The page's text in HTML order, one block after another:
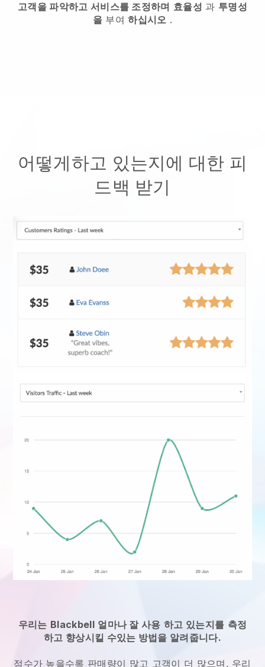
고객을 파악하고 서비스를 조정하며 효율성 과 투명성
을 부여하십시오 .
어떻게하고 있는지에 대한 피
드백 받기
우리는 Blackbell 얼마나 잘 사용 하고 있는지를 측정
하고 향상시킬 수있는 방법을 알려줍니다.
점수가 높을수록 판매량이 많고 고객이 더 많으며, 우리